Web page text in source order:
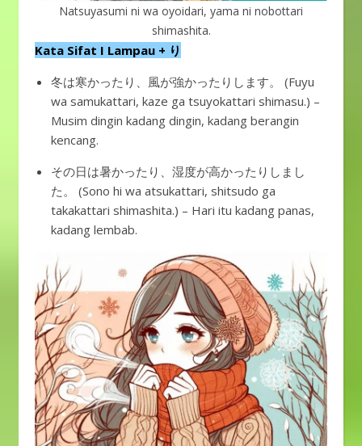
Natsuyasumi ni wa oyoidari, yama ni nobottari
shimashita.
Kata Sifat I Lampau + り
冬は寒かったり、風が強かったりします。 (Fuyu
wa samukattari, kaze ga tsuyokattari shimasu.) –
Musim dingin kadang dingin, kadang berangin
kencang.
その日は暑かったり、湿度が高かったりしまし
た。 (Sono hi wa atsukattari, shitsudo ga
takakattari shimashita.) – Hari itu kadang panas,
kadang lembab.